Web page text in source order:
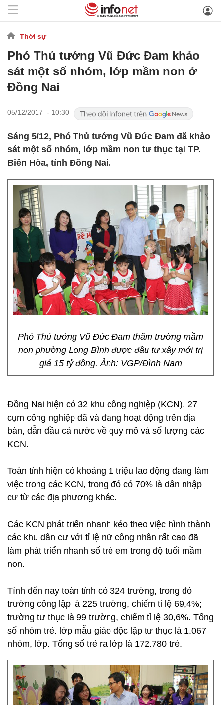
Thời sự
Phó Thủ tướng Vũ Đức Đam khảo
sát một số nhóm, lớp mầm non ở
Đồng Nai
05/12/2017 - 10:30
Sáng 5/12, Phó Thủ tướng Vũ Đức Đam đã khảo
sát một số nhóm, lớp mầm non tư thục tại TP.
Biên Hòa, tỉnh Đồng Nai.
Phó Thủ tướng Vũ Đức Đam thăm trường mầm
non phường Long Bình được đầu tư xây mới trị
giá 15 tỷ đồng. Ảnh: VGP/Đình Nam
Đồng Nai hiện có 32 khu công nghiệp (KCN), 27
cụm công nghiệp đã và đang hoạt động trên địa
bàn, dẫn đầu cả nước về quy mô và số lượng các
KCN.
Toàn tỉnh hiện có khoảng 1 triệu lao động đang làm
việc trong các KCN, trong đó có 70% là dân nhập
cư từ các địa phương khác.
Các KCN phát triển nhanh kéo theo việc hình thành
các khu dân cư với tỉ lệ nữ công nhân rất cao đã
làm phát triển nhanh số trẻ em trong độ tuổi mầm
non.
Tính đến nay toàn tỉnh có 324 trường, trong đó
trường công lập là 225 trường, chiếm tỉ lệ 69,4%;
trường tư thục là 99 trường, chiếm tỉ lệ 30,6%. Tổng
số nhóm trẻ, lớp mẫu giáo độc lập tư thục là 1.067
nhóm, lớp. Tổng số trẻ ra lớp là 172.780 trẻ.